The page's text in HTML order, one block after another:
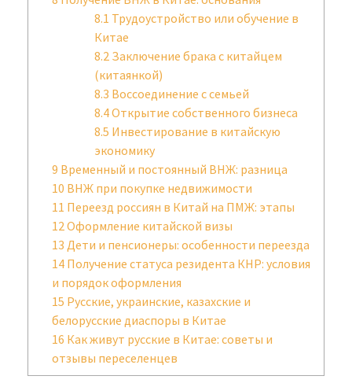
8.1 Трудоустройство или обучение в
Китае
8.2 Заключение брака с китайцем
(китаянкой)
8.3 Воссоединение с семьей
8.4Открытие собственного бизнеса
8.5 Инвестирование в китайскую
экономику
9 Временный и постоянный ВНЖ: разница
10 ВНЖ при покупке недвижимости
11 Переезд россиян в Китай на ПМЖ: этапы
12 Оформление китайской визы
13 Дети и пенсионеры: особенности переезда
14 Получение статуса резидента КНР: условия
и порядок оформления
15 Русские, украинские, казахские и
белорусские диаспоры в Китае
16 Как живут русские в Китае: советы и
отзывы переселенцев